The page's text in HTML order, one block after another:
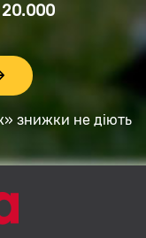
знижки не діють